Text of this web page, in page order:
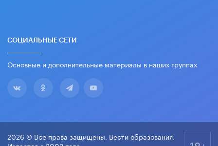
СОЦИАЛЬНЫЕ СЕТИ
Основные и дополнительные материалы в наших группах
2026 © Все права защищены. Вести образования.